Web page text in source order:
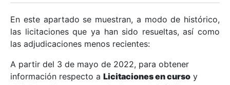
Mostrar/Ocultar
Mostrar/Ocultar
En este apartado se muestran, a modo de histórico,
las licitaciones que ya han sido resueltas, así como
las adjudicaciones menos recientes:
A partir del 3 de mayo de 2022, para obtener
información respecto a Licitaciones en curso y